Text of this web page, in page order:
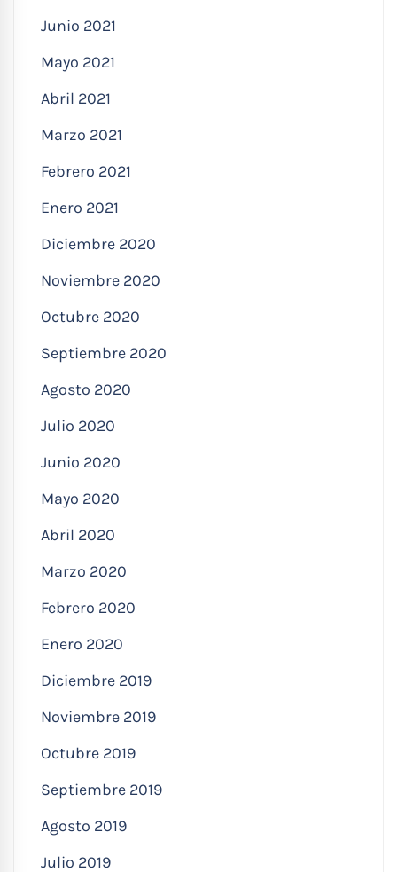
Junio 2021
Mayo 2021
Abril 2021
Marzo 2021
Febrero 2021
Enero 2021
Diciembre 2020
Noviembre 2020
Octubre 2020
Septiembre 2020
Agosto 2020
Julio 2020
Junio 2020
Mayo 2020
Abril 2020
Marzo 2020
Febrero 2020
Enero 2020
Diciembre 2019
Noviembre 2019
Octubre 2019
Septiembre 2019
Agosto 2019
Julio 2019